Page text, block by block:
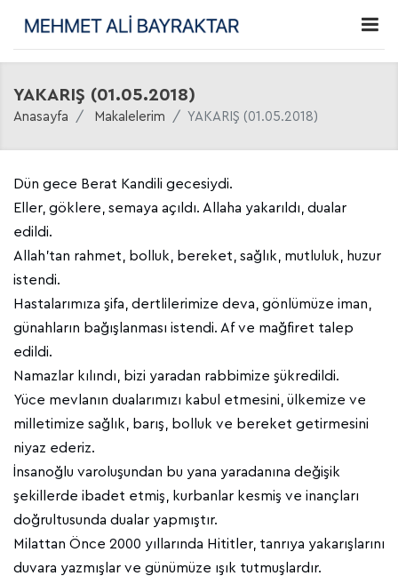
YAKARIŞ (01.05.2018)
Anasayfa Makalelerim YAKARIŞ (01.05.2018)
Dün gece Berat Kandili gecesiydi.
Eller, göklere, semaya açıldı. Allaha yakarıldı, dualar
edildi.
Allah’tan rahmet, bolluk, bereket, sağlık, mutluluk, huzur
istendi.
Hastalarımıza şifa, dertlilerimize deva, gönlümüze iman,
günahların bağışlanması istendi. Af ve mağfiret talep
edildi.
Namazlar kılındı, bizi yaradan rabbimize şükredildi.
Yüce mevlanın dualarımızı kabul etmesini, ülkemize ve
milletimize sağlık, barış, bolluk ve bereket getirmesini
niyaz ederiz.
İnsanoğlu varoluşundan bu yana yaradanına değişik
şekillerde ibadet etmiş, kurbanlar kesmiş ve inançları
doğrultusunda dualar yapmıştır.
Milattan Önce 2000 yıllarında Hititler, tanrıya yakarışlarını
duvara yazmışlar ve günümüze ışık tutmuşlardır.